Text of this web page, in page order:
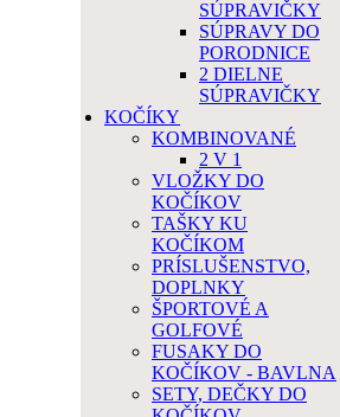
SÚPRAVIČKY
SÚPRAVY DO
PORODNICE
2 DIELNE
SÚPRAVIČKY
KOČÍKY
KOMBINOVANÉ
2 V 1
VLOŽKY DO
KOČÍKOV
TAŠKY KU
KOČÍKOM
PRÍSLUŠENSTVO,
DOPLNKY
ŠPORTOVÉ A
GOLFOVÉ
FUSAKY DO
KOČÍKOV - BAVLNA
SETY, DEČKY DO